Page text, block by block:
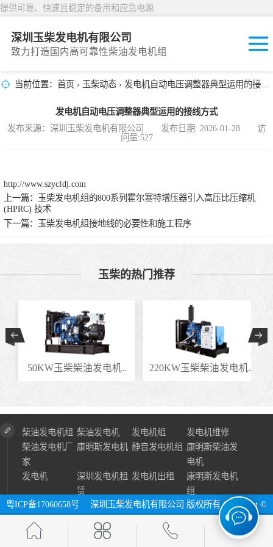
提供可靠、快速且稳定的备用和应急电源
深圳玉柴发电机有限公司
致力打造国内高可靠性柴油发电机组
当前位置： 首页 › 玉柴动态 › 发电机自动电压调整器典型运用的接线方式
发电机自动电压调整器典型运用的接线方式
发布来源：深圳玉柴发电机有限公司 发布日期: 2026-01-28 访
问量:527
http://www.szycfdj.com
上一篇：
玉柴发电机组的800系列霍尔塞特增压器引入高压比压缩机
(HPRC) 技术
下一篇：
玉柴发电机组接地线的必要性和施工程序
玉柴的热门推荐
50KW玉柴柴油发电机.. 220KW玉柴柴油发电机..
柴油发电机组 柴油发电机 发电机组
发电机维修
柴油发电机厂
家
康明斯发电机 静音发电机组 康明斯柴油发
电机
发电机
深圳发电机租
赁
发电机出租
康明斯发电机
组
粤ICP备17060658号
深圳玉柴发电机有限公司 版权所有 Copyright ©
2024 All Right Reserve ⓔ 网址：http://www.szycfdj.com网站地图
固定开放式
封闭撬装式